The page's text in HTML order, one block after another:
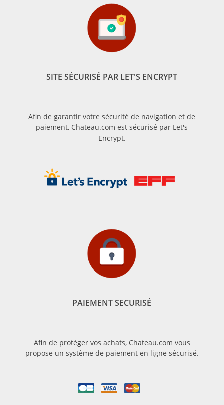
SITE SÉCURISÉ PAR LET'S ENCRYPT
Afin de garantir votre sécurité de navigation et de
paiement, Chateau.com est sécurisé par Let's
Encrypt.
PAIEMENT SECURISÉ
Afin de protéger vos achats, Chateau.com vous
propose un système de paiement en ligne sécurisé.